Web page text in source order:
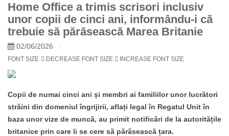
Home Office a trimis scrisori inclusiv
unor copii de cinci ani, informându-i că
trebuie să părăsească Marea Britanie
02/06/2026
FONT SIZE DECREASE FONT SIZE INCREASE FONT SIZE
Copii de numai cinci ani și membri ai familiilor unor lucrători
străini din domeniul îngrijirii, aflați legal în Regatul Unit în
baza unor vize de muncă, au primit notificări de la autoritățile
britanice prin care li se cere să părăsească țara.